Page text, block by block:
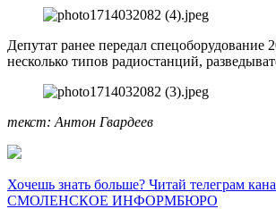
Депутат ранее передал спецоборудование
несколько типов радиостанций,
текст: Антон Гвардеев
Хочешь знать больше? Читай телеграм
СМОЛЕНСКОЕ ИНФОРМБЮРО